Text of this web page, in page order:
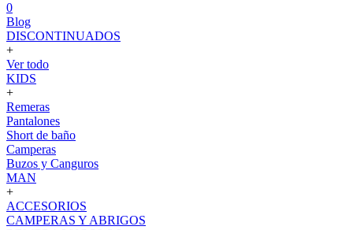
0
Blog
DISCONTINUADOS
+
Ver todo
KIDS
+
Remeras
Pantalones
Short de baño
Camperas
Buzos y Canguros
MAN
+
ACCESORIOS
CAMPERAS Y ABRIGOS